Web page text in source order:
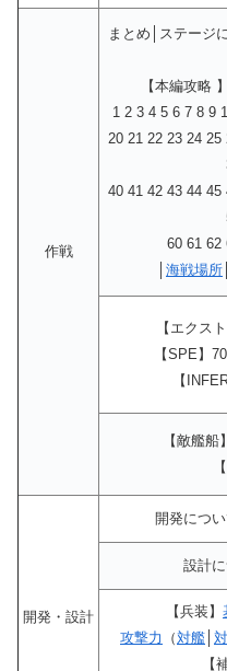
作戦
まとめ│ステージ
【本編攻略
1 2 3 4 5 6 7 8 9
20 21 22 23 24
40 41 42 43 44 45
60 61 62
海戦場所
【エクス
【SPE】
【
【敵艦船】
開発・設計
開発につい
設計
【兵装】
攻撃力
（対艦
【